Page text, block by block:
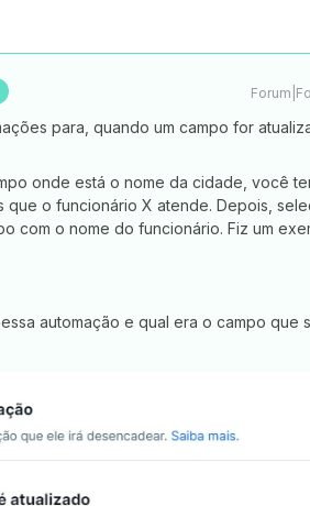
para, quando um campo for
onde está o nome da cidade, você
que o funcionário X atende. Depois,
com o nome do funcionário. Fiz um
automação e qual era o campo que